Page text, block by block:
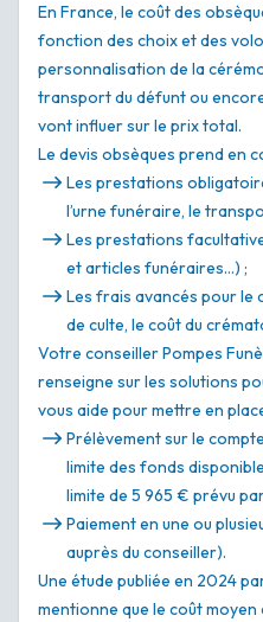
En France, le coût des
fonction des choix et des
personnalisation de la
transport du défunt ou
vont influer sur le prix total.
Le devis obsèques prend en
Les prestations
l’urne funéraire, le
Les prestations
et articles funéraires…) ;
Les frais avancés pour le
de culte, le coût du
Votre conseiller Pompes
renseigne sur les solutions
vous aide pour mettre en
Prélèvement sur le
limite des fonds
limite de 5 965 € prévu
Paiement en une ou
auprès du conseiller).
Une étude publiée en 2024
mentionne que le coût